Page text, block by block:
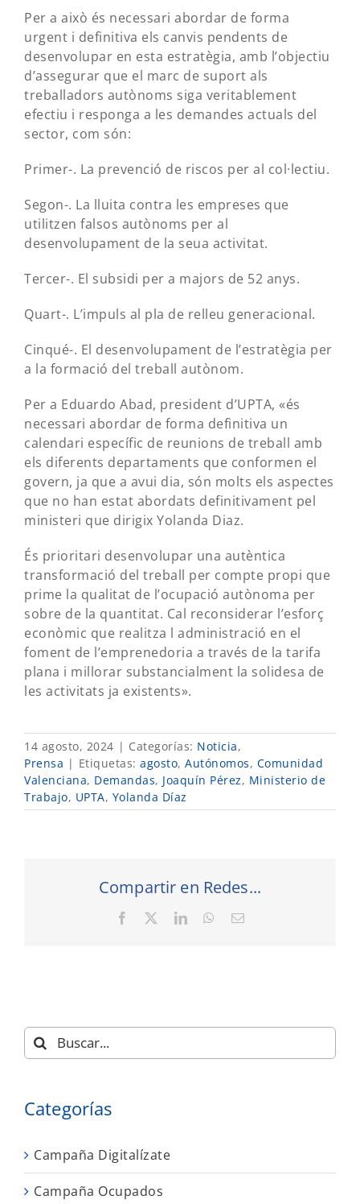
Per a això és necessari abordar de forma
urgent i definitiva els canvis pendents de
desenvolupar en esta estratègia, amb l’objectiu
d’assegurar que el marc de suport als
treballadors autònoms siga veritablement
efectiu i responga a les demandes actuals del
sector, com són:
Primer-. La prevenció de riscos per al col·lectiu.
Segon-. La lluita contra les empreses que
utilitzen falsos autònoms per al
desenvolupament de la seua activitat.
Tercer-. El subsidi per a majors de 52 anys.
Quart-. L’impuls al pla de relleu generacional.
Cinqué-. El desenvolupament de l’estratègia per
a la formació del treball autònom.
Per a Eduardo Abad, president d’UPTA, «és
necessari abordar de forma definitiva un
calendari específic de reunions de treball amb
els diferents departaments que conformen el
govern, ja que a avui dia, són molts els aspectes
que no han estat abordats definitivament pel
ministeri que dirigix Yolanda Diaz.
És prioritari desenvolupar una autèntica
transformació del treball per compte propi que
prime la qualitat de l’ocupació autònoma per
sobre de la quantitat. Cal reconsiderar l’esforç
econòmic que realitza l administració en el
foment de l’emprenedoria a través de la tarifa
plana i millorar substancialment la solidesa de
les activitats ja existents».
14 agosto, 2024 | Categorías: Noticia,
Prensa | Etiquetas: agosto, Autónomos, Comunidad
Valenciana, Demandas, Joaquín Pérez, Ministerio de
Trabajo, UPTA, Yolanda Díaz
Compartir en Redes...
Facebook LinkedInWhatsApp
Correo
Buscar:
Categorías
Campaña Digitalízate
Campaña Ocupados